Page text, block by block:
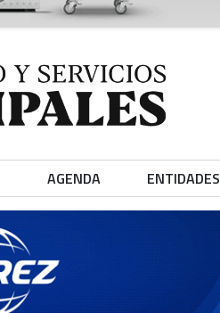
AGENDA ENTIDADES